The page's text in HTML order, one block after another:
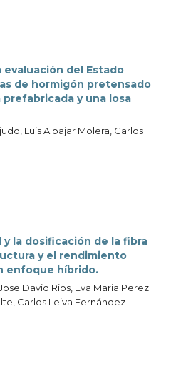
del Estado
de hormigón pretensado
y una losa
Luis Albajar Molera, Carlos
la dosificación de la fibra
y el rendimiento
enfoque híbrido.
David Rios, Eva Maria Perez
Carlos Leiva Fernández